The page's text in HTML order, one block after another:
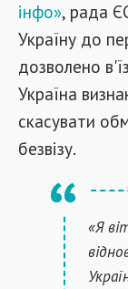
інфо», рада
Україну до
дозволено
Україна
скасувати
безвізу.
«Я